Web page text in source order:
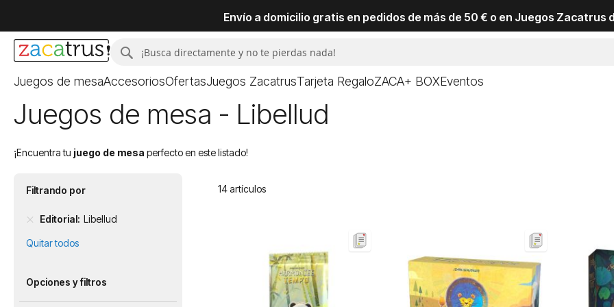
Envío a domicilio gratis en pedidos de más de 50 € o en Juegos Zacatrus
Buscar
Juegos de mesaAccesoriosOfertasJuegos ZacatrusTarjeta RegaloZACA+ BOXEventos
Juegos de mesa - Libellud
¡Encuentra tu juego de mesa perfecto en este listado!
14artículos
Filtrando por
Editorial Libellud
Quitar todos
Opciones y filtros